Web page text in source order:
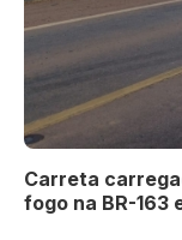
Carreta
fogo na BR-163